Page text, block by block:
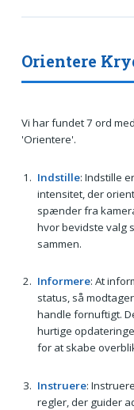
Orientere
Vi har fundet 7 ord
'Orientere'.
Indstille: Indstille
intensitet, der
spænder fra
hvor bevidste valg
sammen.
Informere: At
status, så
handle fornuftigt.
hurtige
for at skabe
Instruere:
regler, der guider